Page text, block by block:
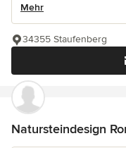
Mehr
34355 Staufenberg
Natursteindesign